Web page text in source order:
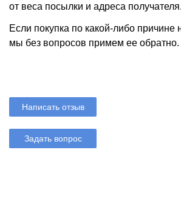
от веса посылки и адреса получателя.
Если покупка по какой-либо причине
мы без вопросов примем ее обратно.
Написать отзыв
Задать вопрос